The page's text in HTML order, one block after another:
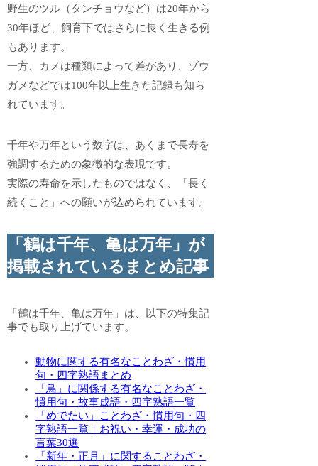
野生のツル（タンチョウなど）は20年から
30年ほど、飼育下ではさらに長く生きる例
もあります。
一方、カメは種類によって差があり、ゾウ
ガメなどでは100年以上生きた記録も知ら
れています。
千年や万年という数字は、あくまで長寿を
強調するための象徴的な表現です。
実際の寿命を示したものではなく、「長く
続くこと」への願いが込められています。
「鶴は千年、亀は万年」が
掲載されているまとめ記事
「鶴は千年、亀は万年」は、以下の特集記
事でも取り上げています。
動物に関する有名なことわざ・慣用
句・四字熟語まとめ
「鳥」に関係する有名なことわざ・
慣用句・故事成語・四字熟語一覧
「めでたい」ことわざ・慣用句・四
字熟語一覧｜お祝い・幸運・成功の
言葉30選
「新年・正月」に関することわざ・